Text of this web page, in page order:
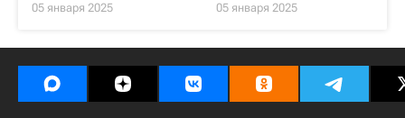
05 января 2025 05 января 2025